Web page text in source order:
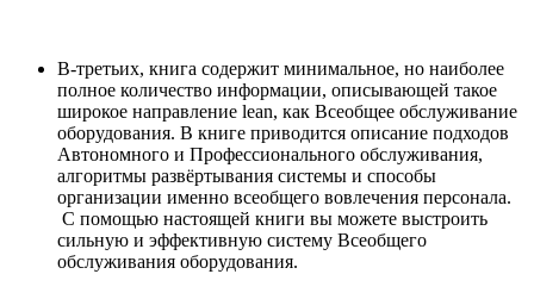
В-третьих, книга содержит минимальное, но наиболее
полное количество информации, описывающей такое
широкое направление lean, как Всеобщее обслуживание
оборудования. В книге приводится описание подходов
Автономного и Профессионального обслуживания,
алгоритмы развёртывания системы и способы
организации именно всеобщего вовлечения персонала.
С помощью настоящей книги вы можете выстроить
сильную и эффективную систему Всеобщего
обслуживания оборудования.